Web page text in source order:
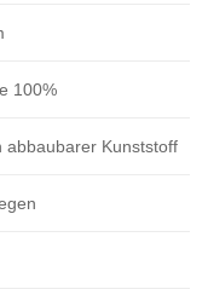
100%
abbaubarer Kunststoff